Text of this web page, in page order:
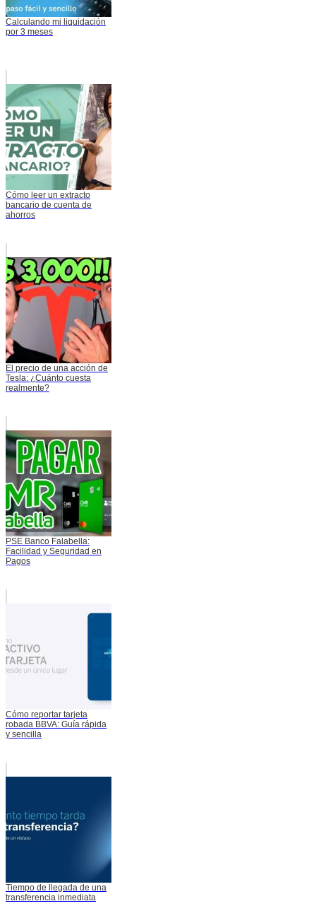
Calculando mi liquidación
por 3 meses
Cómo leer un extracto
bancario de cuenta de
ahorros
El precio de una acción de
Tesla: ¿Cuánto cuesta
realmente?
PSE Banco Falabella:
Facilidad y Seguridad en
Pagos
Cómo reportar tarjeta
robada BBVA: Guía rápida
y sencilla
Tiempo de llegada de una
transferencia inmediata